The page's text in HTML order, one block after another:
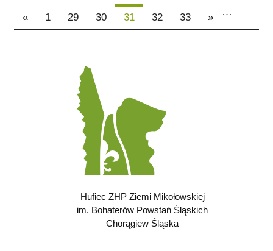
« 1 …
29 30 31 32 33 »
Hufiec ZHP Ziemi Mikołowskiej
im. Bohaterów Powstań Śląskich
Chorągiew Śląska